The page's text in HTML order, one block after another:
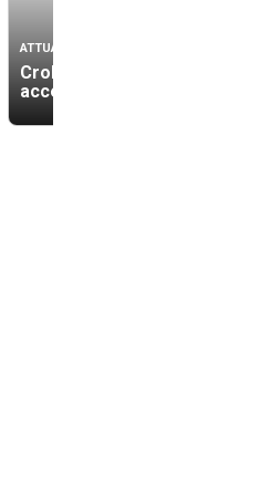
ATTUALITÀ
Crollo palazzina, gli
accertamenti tecnici